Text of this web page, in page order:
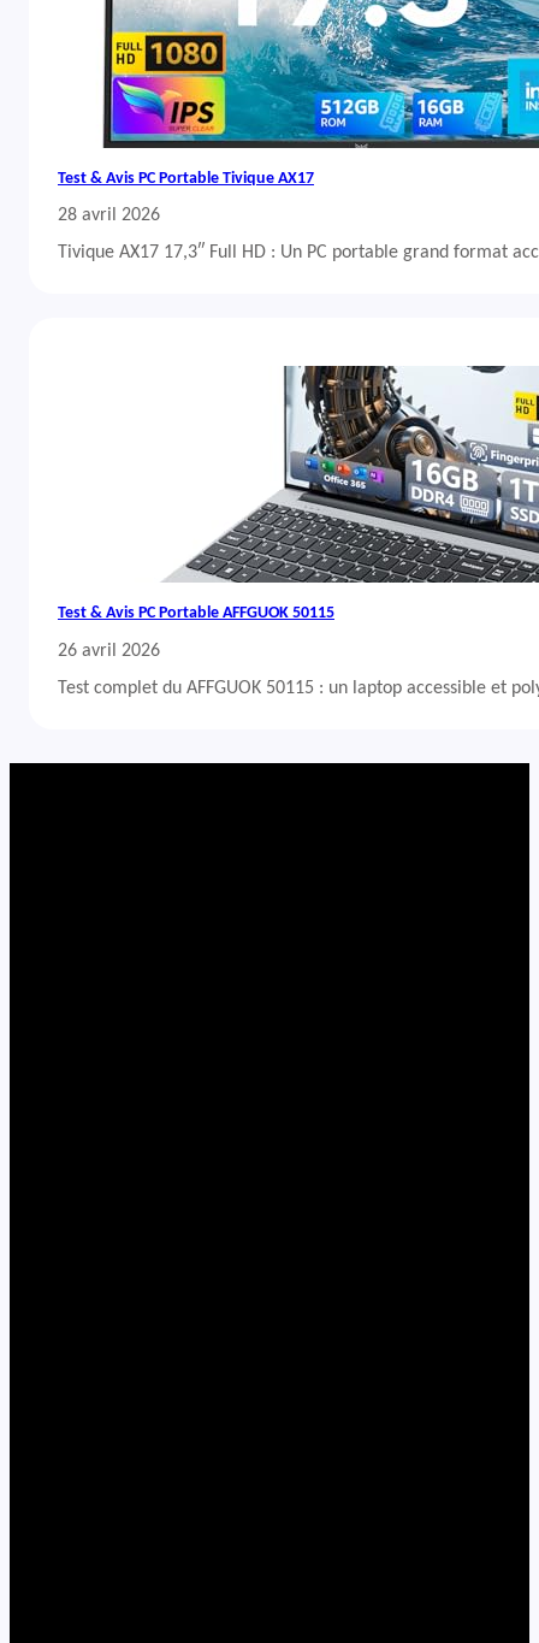
Test & Avis PC Portable Tivique AX17
28 avril 2026
Tivique AX17 17,3″ Full HD : Un PC portable grand format
Test & Avis PC Portable AFFGUOK 50115
26 avril 2026
Test complet du AFFGUOK 50115 : un laptop accessible